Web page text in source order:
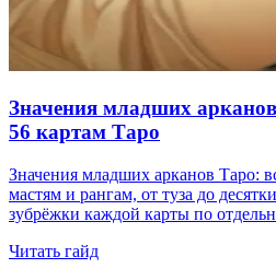
Значения младших
56 картам Таро
Значения младших арканов Таро:
мастям и рангам, от туза до
зубрёжки каждой карты по
Читать гайд